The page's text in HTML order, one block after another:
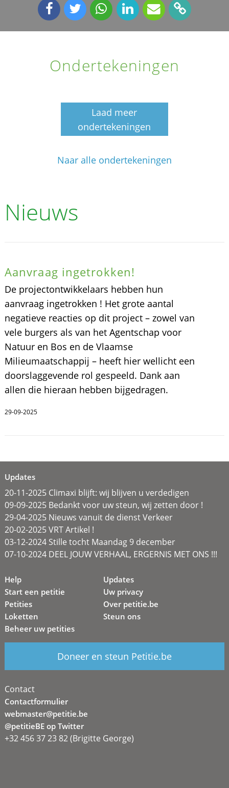
Ondertekeningen
Laad meer
ondertekeningen
Naar alle ondertekeningen
Nieuws
Aanvraag ingetrokken!
De projectontwikkelaars hebben hun
aanvraag ingetrokken ! Het grote aantal
negatieve reacties op dit project – zowel van
vele burgers als van het Agentschap voor
Natuur en Bos en de Vlaamse
Milieumaatschappij – heeft hier wellicht een
doorslaggevende rol gespeeld. Dank aan
allen die hieraan hebben bijgedragen.
29-09-2025
Updates
20-11-2025 Climaxi blijft: wij blijven u verdedigen
09-09-2025 Bedankt voor uw steun, wij zetten door !
29-04-2025 Nieuws vanuit de dienst Verkeer
20-02-2025 VRT Artikel !
03-12-2024 Stille tocht Maandag 9 december
07-10-2024 DEEL JOUW VERHAAL, ERGERNIS MET ONS !!!
Help
Start een petitie
Petities
Loketten
Beheer uw petities
Updates
Uw privacy
Over petitie.be
Steun ons
Doneer en steun Petitie.be
Contact
Contactformulier
webmaster@petitie.be
@petitieBE op Twitter
+32 456 37 23 82 (Brigitte George)